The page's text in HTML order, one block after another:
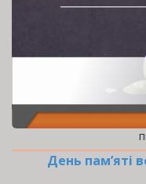
День пам’яті